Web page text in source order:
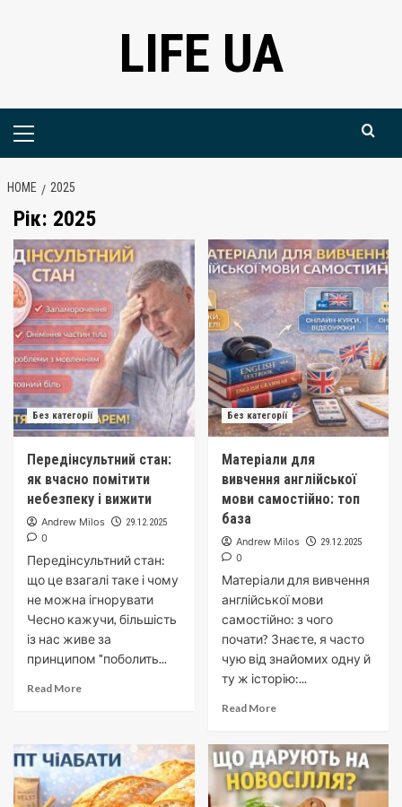
LIFE UA
Primary
HOME 2025
Рік: 2025
Без категорії
Передінсультний стан:
як вчасно помітити
небезпеку і вижити
Andrew Milos 29.12.2025
0
Передінсультний стан:
що це взагалі таке і чому
не можна ігнорувати
Чесно кажучи, більшість
із нас живе за
принципом "поболить...
Read More
Без категорії
Матеріали для
вивчення англійської
мови самостійно: топ
база
Andrew Milos 29.12.2025
0
Матеріали для вивчення
англійської мови
самостійно: з чого
почати? Знаєте, я часто
чую від знайомих одну й
ту ж історію:...
Read More